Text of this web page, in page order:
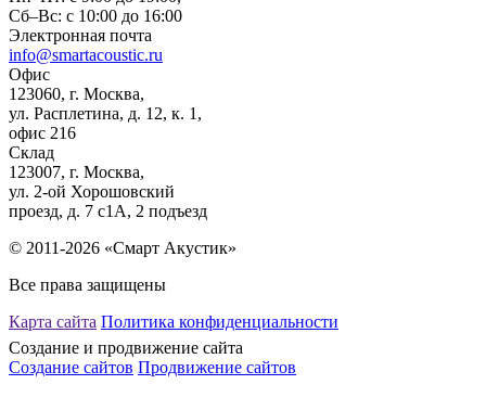
Сб–Вс: с 10:00 до 16:00
Электронная почта
info@smartacoustic.ru
Офис
123060, г. Москва,
ул. Расплетина, д. 12, к. 1,
офис 216
Склад
123007, г. Москва,
ул. 2-ой Хорошовский
проезд, д. 7 с1А, 2 подъезд
© 2011-2026 «Смарт Акустик»
Все права защищены
Карта сайта Политика конфиденциальности
Создание и продвижение сайта
Создание сайтов Продвижение сайтов